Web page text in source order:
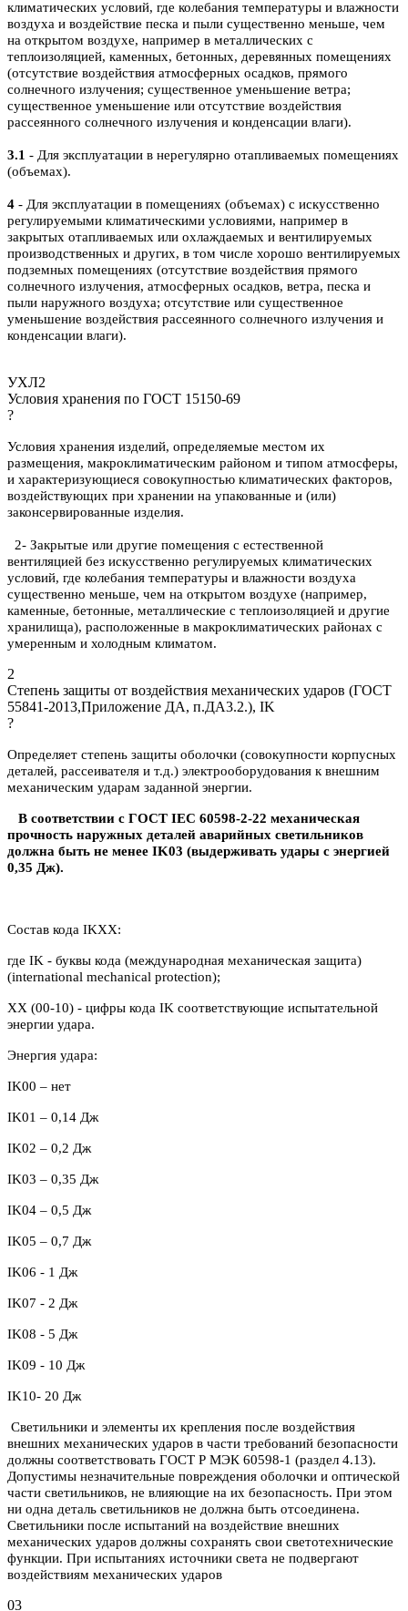
климатических условий, где колебания температуры и влажности
воздуха и воздействие песка и пыли существенно меньше, чем
на открытом воздухе, например в металлических с
теплоизоляцией, каменных, бетонных, деревянных помещениях
(отсутствие воздействия атмосферных осадков, прямого
солнечного излучения; существенное уменьшение ветра;
существенное уменьшение или отсутствие воздействия
рассеянного солнечного излучения и конденсации влаги).
3.1 - Для эксплуатации в нерегулярно отапливаемых помещениях
(объемах).
4 - Для эксплуатации в помещениях (объемах) с искусственно
регулируемыми климатическими условиями, например в
закрытых отапливаемых или охлаждаемых и вентилируемых
производственных и других, в том числе хорошо вентилируемых
подземных помещениях (отсутствие воздействия прямого
солнечного излучения, атмосферных осадков, ветра, песка и
пыли наружного воздуха; отсутствие или существенное
уменьшение воздействия рассеянного солнечного излучения и
конденсации влаги).
УХЛ2
Условия хранения по ГОСТ 15150-69
?
Условия хранения изделий, определяемые местом их
размещения, макроклиматическим районом и типом атмосферы,
и характеризующиеся совокупностью климатических факторов,
воздействующих при хранении на упакованные и (или)
законсервированные изделия.
2- Закрытые или другие помещения с естественной
вентиляцией без искусственно регулируемых климатических
условий, где колебания температуры и влажности воздуха
существенно меньше, чем на открытом воздухе (например,
каменные, бетонные, металлические с теплоизоляцией и другие
хранилища), расположенные в макроклиматических районах с
умеренным и холодным климатом.
2
Степень защиты от воздействия механических ударов (ГОСТ
55841-2013,Приложение ДА, п.ДА3.2.), IK
?
Определяет степень защиты оболочки (совокупности корпусных
деталей, рассеивателя и т.д.) электрооборудования к внешним
механическим ударам заданной энергии.
В соответствии с ГОСТ IEC 60598-2-22 механическая
прочность наружных деталей аварийных светильников
должна быть не менее IK03 (выдерживать удары с энергией
0,35 Дж).
Состав кода IKXX:
где IK - буквы кода (международная механическая защита)
(international mechanical protection);
XX (00-10) - цифры кода IK соответствующие испытательной
энергии удара.
Энергия удара:
IK00 – нет
IK01 – 0,14 Дж
IK02 – 0,2 Дж
IK03 – 0,35 Дж
IK04 – 0,5 Дж
IK05 – 0,7 Дж
IK06 - 1 Дж
IK07 - 2 Дж
IK08 - 5 Дж
IK09 - 10 Дж
IK10- 20 Дж
Светильники и элементы их крепления после воздействия
внешних механических ударов в части требований безопасности
должны соответствовать ГОСТ Р МЭК 60598-1 (раздел 4.13).
Допустимы незначительные повреждения оболочки и оптической
части светильников, не влияющие на их безопасность. При этом
ни одна деталь светильников не должна быть отсоединена.
Светильники после испытаний на воздействие внешних
механических ударов должны сохранять свои светотехнические
функции. При испытаниях источники света не подвергают
воздействиям механических ударов
03